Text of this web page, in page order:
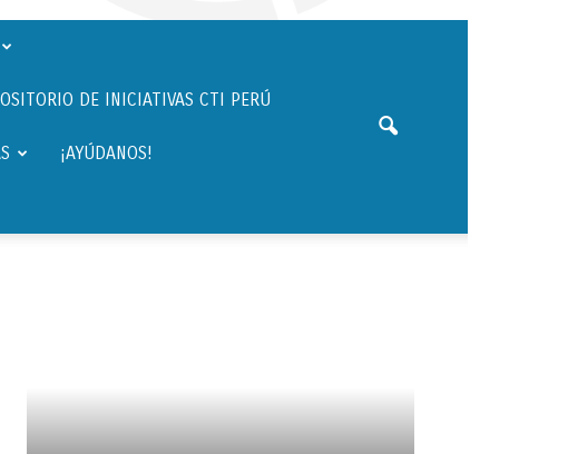
DE INICIATIVAS CTI PERÚ
¡AYÚDANOS!